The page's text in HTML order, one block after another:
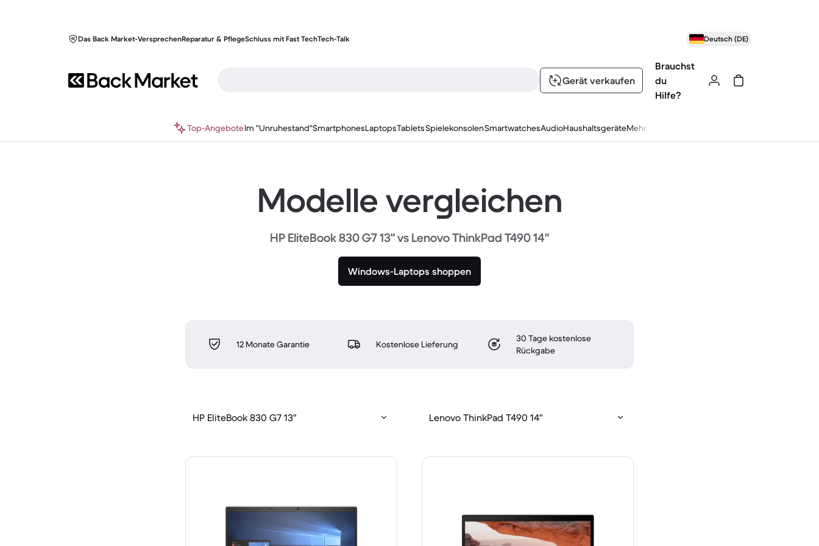
Das Back Market-VersprechenReparatur & PflegeSchluss mit Fast TechTech-Talk Deutsch (DE)
Gerät verkaufen
Brauchst
du
Hilfe?
Top-AngeboteIm "Unruhestand"SmartphonesLaptopsTabletsSpielekonsolenSmartwatchesAudioHaushaltsgeräteMehr
Modelle vergleichen
HP EliteBook 830 G7 13" vs Lenovo ThinkPad T490 14"
Windows-Laptops shoppen
12 Monate Garantie Kostenlose Lieferung
30 Tage kostenlose
Rückgabe
HP EliteBook 830 G7 13" Lenovo ThinkPad T490 14"